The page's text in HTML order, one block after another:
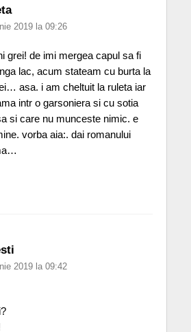
2019 la 09:26
grei! de imi mergea capul sa fi
lac, acum stateam cu burta la
asa. i am cheltuit la ruleta iar
intr o garsoniera si cu sotia
si care nu munceste nimic. e
vorba aia:. dai romanului
2019 la 09:42